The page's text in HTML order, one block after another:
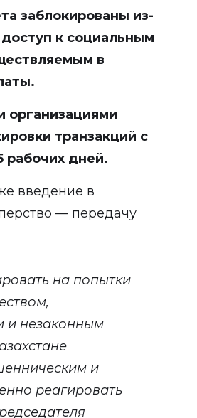
заблокированы из-
к социальным
в
организациями
транзакций с
рабочих дней.
введение в
— передачу
на попытки
и незаконным
и
реагировать